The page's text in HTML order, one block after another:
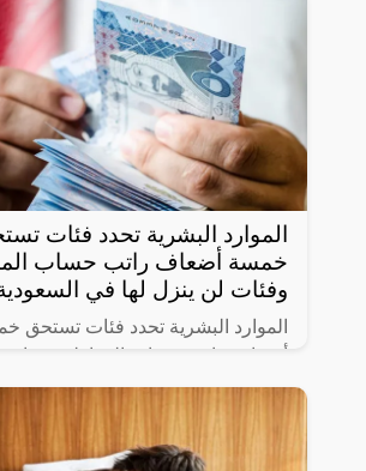
الموارد البشرية تحدد فئات
خمسة أضعاف راتب حساب
وفئات لن ينزل لها في
الموارد البشرية تحدد فئات تستحق
أضعاف راتب حساب المواطن وفئات
لها دعم حيث أنشأت الحكومة
حساب المواطن لحماية الأسر